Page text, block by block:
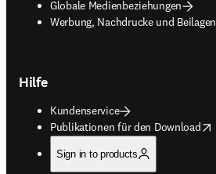
Globale Medienbeziehungen
Werbung, Nachdrucke und Beilagen
opens in new tab/window
Hilfe
Kundenservice
Publikationen für den Download
opens in new tab/window
Sign in to products